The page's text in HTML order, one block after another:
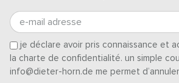
e-mail adresse
je déclare avoir pris connaissance et
la charte de confidentialité. un simple
info@dieter-horn.de me permet